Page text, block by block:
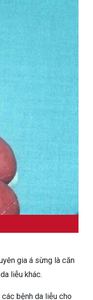
gia á sừng là căn
liễu khác.
bệnh da liễu cho